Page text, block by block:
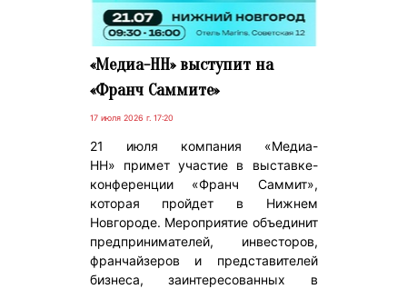
«Медиа-НН» выступит на
«Франч Саммите»
17 июля 2026 г. 17:20
21 июля компания «Медиа-
НН» примет участие в выставке-
конференции «Франч Саммит»,
которая пройдет в Нижнем
Новгороде. Мероприятие объединит
предпринимателей, инвесторов,
франчайзеров и представителей
бизнеса, заинтересованных в